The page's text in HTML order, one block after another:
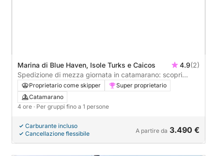
Marina di Blue Haven, Isole Turks e Caicos 4.9(2)
Spedizione di mezza giornata in catamarano: scopri
Grace Bay, Iguana Island, Half Moon Bay e oltre
Proprietario come skipper
Super proprietario
Catamarano
4 ore · Per gruppi fino a 1 persone
Carburante incluso
Cancellazione flessibile
A partire da 3.490 €